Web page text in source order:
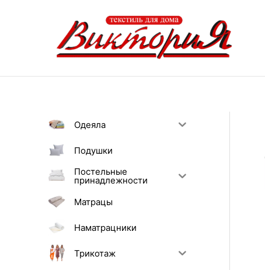
Одеяла
Подушки
Постельные
принадлежности
Матрацы
Наматрацники
Трикотаж